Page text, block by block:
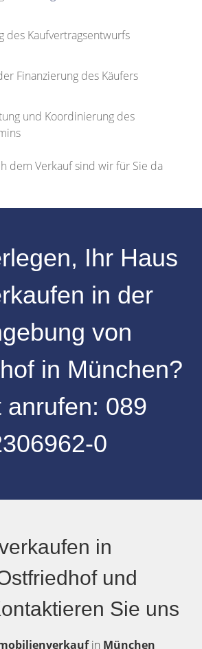
des Kaufvertragsentwurfs
Finanzierung des Käufers
und Koordinierung des
dem Verkauf sind wir für Sie da
Ihr Haus
in der
von
in München?
anrufen: 089
0
in
und
Sie uns
in München